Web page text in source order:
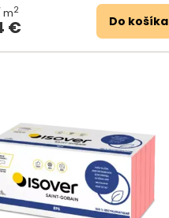
€
m2
Do košíka